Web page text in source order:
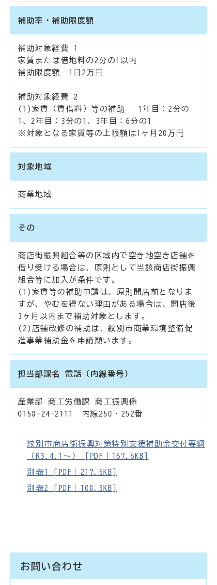
補助率・補助限度額
補助対象経費 1
家賃または借地料の2分の1以内
補助限度額 1日2万円
補助対象経費 2
(1)家賃（賃借料）等の補助 1年目：2分の
1、2年目：3分の1、3年目：6分の1
※対象となる家賃等の上限額は1ヶ月20万円
対象地域
商業地域
その
商店街振興組合等の区域内で空き地空き店舗を
借り受ける場合は、原則として当該商店街振興
組合等に加入が条件です。
(1)家賃等の補助申請は、原則開店前となりま
すが、やむを得ない理由がある場合は、開店後
3ヶ月以内まで補助対象とします。
(2)店舗改修の補助は、紋別市商業環境整備促
進事業補助金を申請願います。
担当部課名 電話（内線番号）
産業部 商工労働課 商工振興係
0158-24-2111 内線250・252番
紋別市商店街振興対策特別支援補助金交付要綱
（R3.4.1～） [PDF｜167.6KB]
別表1 [PDF｜217.5KB]
別表2 [PDF｜108.3KB]
お問い合わせ